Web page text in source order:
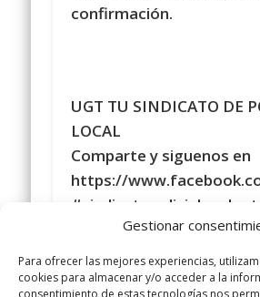
Gestionar
Para ofrecer las mejores experiencias,
cookies para almacenar y/o acceder a la
consentimiento de estas tecnologías nos
confirmación.
UGT TU SINDICATO DE
LOCAL
Comparte y siguenos en
https://
#sindicatopolicialocalugt
Instagram
+Sindicato Policía Local